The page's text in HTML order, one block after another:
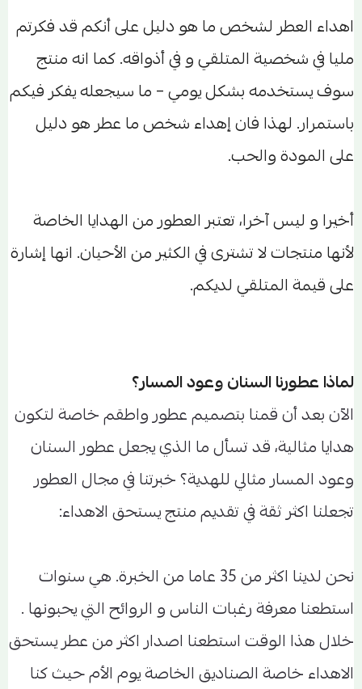
اهداء العطر لشخص ما هو دليل على أنكم قد فكرتم
مليا في شخصية المتلقي و في أذواقه. كما انه منتج
سوف يستخدمه بشكل يومي – ما سيجعله يفكر فيكم
باستمرار. لهذا فان إهداء شخص ما عطر هو دليل
على المودة والحب.
أخيرا و ليس آخرا، تعتبر العطور من الهدايا الخاصة
لأنها منتجات لا تشترى في الكثير من الأحيان. انها إشارة
على قيمة المتلقي لديكم.
لماذا عطورنا السنان وعود المسار؟
الآن بعد أن قمنا بتصميم عطور واطقم خاصة لتكون
هدايا مثالية، قد تسأل ما الذي يجعل عطور السنان
وعود المسار مثالي للهدية؟ خبرتنا في مجال العطور
تجعلنا اكثر ثقة في تقديم منتج يستحق الاهداء:
نحن لدينا اكثر من 35 عاما من الخبرة. هي سنوات
استطعنا معرفة رغبات الناس و الروائح التي يحبونها .
خلال هذا الوقت استطعنا اصدار اكثر من عطر يستحق
الاهداء خاصة الصناديق الخاصة يوم الأم حيث كنا